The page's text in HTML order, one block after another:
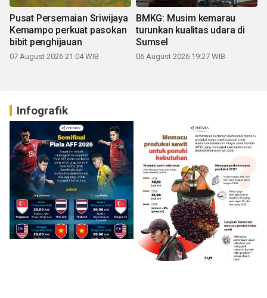
Pusat Persemaian Sriwijaya
Kemampo perkuat pasokan
bibit penghijauan
07 August 2026 21:04 WIB
BMKG: Musim kemarau
turunkan kualitas udara di
Sumsel
06 August 2026 19:27 WIB
Infografik